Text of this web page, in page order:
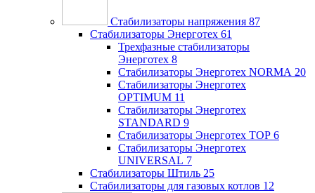
Стабилизаторы напряжения 87
Стабилизаторы Энерготех 61
Трехфазные стабилизаторы
Энерготех 8
Стабилизаторы Энерготех NORMA 20
Стабилизаторы Энерготех
OPTIMUM 11
Стабилизаторы Энерготех
STANDARD 9
Стабилизаторы Энерготех TOP 6
Стабилизаторы Энерготех
UNIVERSAL 7
Стабилизаторы Штиль 25
Стабилизаторы для газовых котлов 12